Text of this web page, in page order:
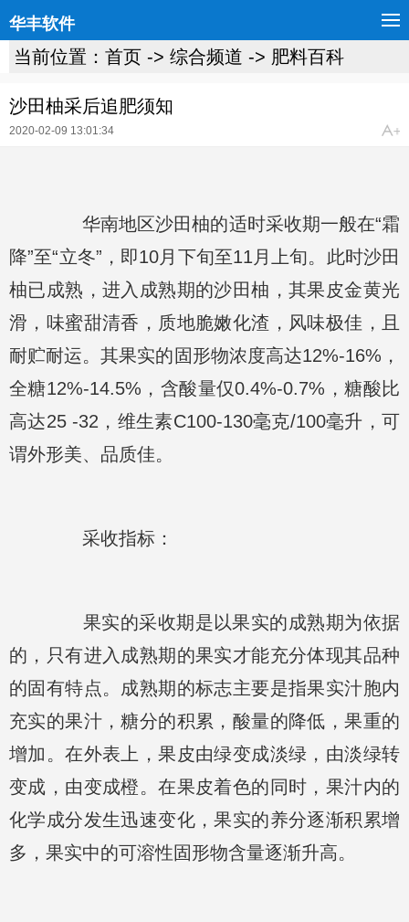
华丰软件
当前位置： 首页 -> 综合频道 -> 肥料百科
沙田柚采后追肥须知
2020-02-09 13:01:34
华南地区沙田柚的适时采收期一般在“霜
降”至“立冬”，即10月下旬至11月上旬。此时沙田
柚已成熟，进入成熟期的沙田柚，其果皮金黄光
滑，味蜜甜清香，质地脆嫩化渣，风味极佳，且
耐贮耐运。其果实的固形物浓度高达12%-16%，
全糖12%-14.5%，含酸量仅0.4%-0.7%，糖酸比
高达25 -32，维生素C100-130毫克/100毫升，可
谓外形美、品质佳。
采收指标：
果实的采收期是以果实的成熟期为依据
的，只有进入成熟期的果实才能充分体现其品种
的固有特点。成熟期的标志主要是指果实汁胞内
充实的果汁，糖分的积累，酸量的降低，果重的
增加。在外表上，果皮由绿变成淡绿，由淡绿转
变成，由变成橙。在果皮着色的同时，果汁内的
化学成分发生迅速变化，果实的养分逐渐积累增
多，果实中的可溶性固形物含量逐渐升高。